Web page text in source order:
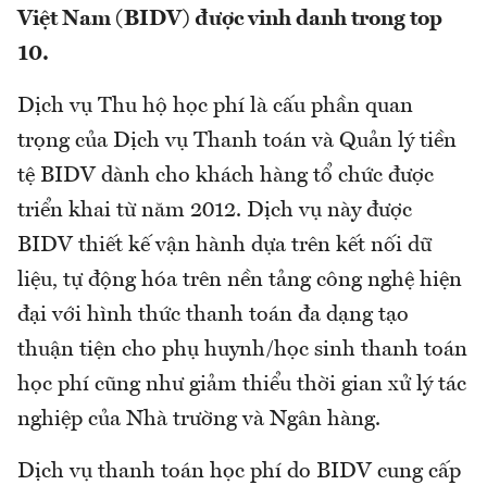
Việt Nam (BIDV) được vinh danh trong top
10.
Dịch vụ Thu hộ học phí là cấu phần quan
trọng của Dịch vụ Thanh toán và Quản lý tiền
tệ BIDV dành cho khách hàng tổ chức được
triển khai từ năm 2012. Dịch vụ này được
BIDV thiết kế vận hành dựa trên kết nối dữ
liệu, tự động hóa trên nền tảng công nghệ hiện
đại với hình thức thanh toán đa dạng tạo
thuận tiện cho phụ huynh/học sinh thanh toán
học phí cũng như giảm thiểu thời gian xử lý tác
nghiệp của Nhà trường và Ngân hàng.
Dịch vụ thanh toán học phí do BIDV cung cấp